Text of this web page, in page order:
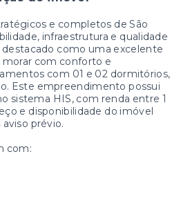
e completos de São
infraestrutura e qualidade
como uma excelente
morar com conforto e
com 01 e 02 dormitórios,
Este empreendimento possui
sistema HIS, com renda entre 1
e disponibilidade do imóvel
prévio.
com: